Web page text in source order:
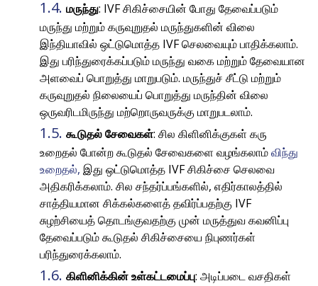
மருந்து: IVF சிகிச்சையின் போது தேவைப்படும்
மருந்து மற்றும் கருவுறுதல் மருந்துகளின் விலை
இந்தியாவில் ஒட்டுமொத்த IVF செலவையும் பாதிக்கலாம்.
இது பரிந்துரைக்கப்படும் மருந்து வகை மற்றும் தேவையான
அளவைப் பொறுத்து மாறுபடும். மருந்துச் சீட்டு மற்றும்
கருவுறுதல் நிலையைப் பொறுத்து மருந்தின் விலை
ஒருவரிடமிருந்து மற்றொருவருக்கு மாறுபடலாம்.
கூடுதல் சேவைகள்: சில கிளினிக்குகள் கரு
உறைதல் போன்ற கூடுதல் சேவைகளை வழங்கலாம்விந்து
உறைதல், இது ஒட்டுமொத்த IVF சிகிச்சை செலவை
அதிகரிக்கலாம். சில சந்தர்ப்பங்களில், எதிர்காலத்தில்
சாத்தியமான சிக்கல்களைத் தவிர்ப்பதற்கு IVF
சுழற்சியைத் தொடங்குவதற்கு முன் மருத்துவ கவனிப்பு
தேவைப்படும் கூடுதல் சிகிச்சையை நிபுணர்கள்
பரிந்துரைக்கலாம்.
கிளினிக்கின் உள்கட்டமைப்பு: அடிப்படை வசதிகள்